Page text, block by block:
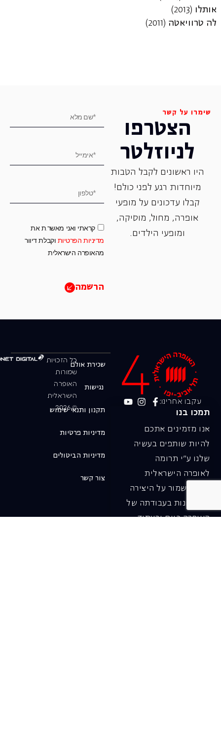
אותלו (2013)
לה טרוויאטה (2011)
שימרו על קשר
הצטרפו
לניוזלטר
היו ראשונים לקבל הטבות
מיוחדות רגע לפני כולם!
קבלו עדכונים על מופעי
אופרה, ‏מחול, ‏מוסיקה,
ומופעי הילדים.
קראתי ואני מאשר.ת את
מדיניות הפרטיות וקבלת דיוור
מהאופרה הישראלית
הרשמה
עקבו אחרינו:
תמכו בנו
אנו מזמינים אתכם
להיות שותפים בעשיה
שלנו ע"י תרומה
לאופרה הישראלית
ובכך לשמור על היצירה
והחדשנות בעבודתה של
האופרה כיום ובעתיד.
כל הזכויות
שמורות
האופרה
הישראלית
© 2026
שכירת אולם
נגישות
תקנון ותנאי שימוש
מדיניות פרטיות
מדיניות הביטולים
צור קשר